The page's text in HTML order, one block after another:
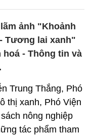
ảnh "Khoảnh
Tương lai xanh"
hoá - Thông tin và
Trung Thắng, Phó
thị xanh, Phó Viện
nông nghiệp
tác phẩm tham